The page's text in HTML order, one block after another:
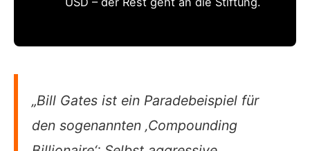
„Bill Gates ist ein Paradebeispiel für
den sogenannten ‚Compounding